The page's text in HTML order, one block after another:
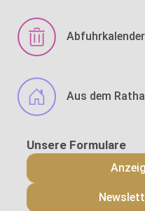
Abfuhrkalender
Aus dem